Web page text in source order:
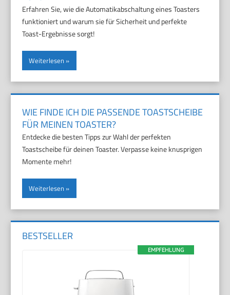
Erfahren Sie, wie die Automatikabschaltung eines Toasters
funktioniert und warum sie für Sicherheit und perfekte
Toast-Ergebnisse sorgt!
Weiterlesen
WIE FINDE ICH DIE PASSENDE TOASTSCHEIBE
FÜR MEINEN TOASTER?
Entdecke die besten Tipps zur Wahl der perfekten
Toastscheibe für deinen Toaster. Verpasse keine knusprigen
Momente mehr!
Weiterlesen
BESTSELLER
EMPFEHLUNG